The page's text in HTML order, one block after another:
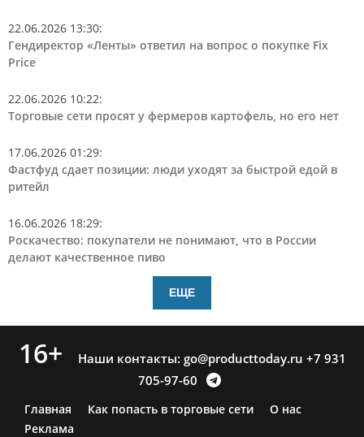
22.06.2026 13:30:
Гендиректор «Ленты» ответил на вопрос о покупке Fix
Price
22.06.2026 10:22:
Торговые сети просят у фермеров картофель, но его нет
17.06.2026 01:29:
Фастфуд сдает позиции: люди уходят за быстрой едой в
ритейл
16.06.2026 18:29:
Роскачество: покупатели не понимают, что в России
делают качественное пиво
ЕЩЕ
16+ Наши контакты: go@producttoday.ru +7 931
705-97-60
Главная Как попасть в торговые сети
О нас
Реклама